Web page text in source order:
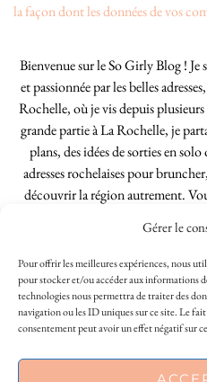
Gérer le
Pour offrir les meilleures expériences, nous
pour stocker et/ou accéder aux informations
technologies nous permettra de traiter des
navigation ou les ID uniques sur ce site. Le
consentement peut avoir un effet négatif sur
la façon dont les données de vos
Bienvenue sur le So Girly Blog !
et passionnée par les belles
Rochelle, où je vis depuis
grande partie à La Rochelle, je
plans, des idées de sorties en
adresses rochelaises pour
découvrir la région autrement.
Rochelle, tenu par une locale ?
soyez Rochelais·e ou de passage
articles vous aideront à profiter